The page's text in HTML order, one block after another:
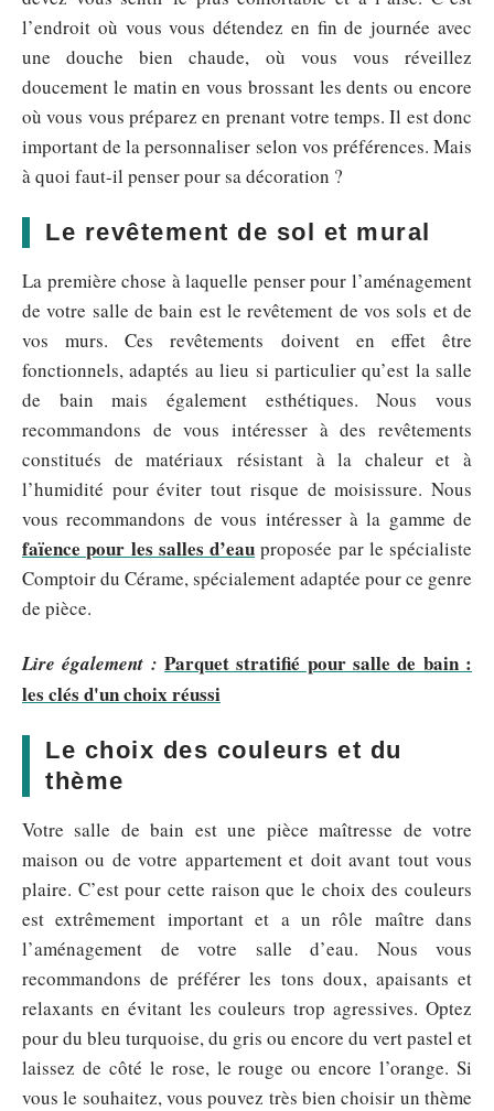
l’endroit où vous vous détendez en fin de journée avec
une douche bien chaude, où vous vous réveillez
doucement le matin en vous brossant les dents ou encore
où vous vous préparez en prenant votre temps. Il est donc
important de la personnaliser selon vos préférences. Mais
à quoi faut-il penser pour sa décoration ?
Le revêtement de sol et mural
La première chose à laquelle penser pour l’aménagement
de votre salle de bain est le revêtement de vos sols et de
vos murs. Ces revêtements doivent en effet être
fonctionnels, adaptés au lieu si particulier qu’est la salle
de bain mais également esthétiques. Nous vous
recommandons de vous intéresser à des revêtements
constitués de matériaux résistant à la chaleur et à
l’humidité pour éviter tout risque de moisissure. Nous
vous recommandons de vous intéresser à la gamme de
faïence pour les salles d’eau proposée par le spécialiste
Comptoir du Cérame, spécialement adaptée pour ce genre
de pièce.
Lire également : Parquet stratifié pour salle de bain :
les clés d'un choix réussi
Le choix des couleurs et du
thème
Votre salle de bain est une pièce maîtresse de votre
maison ou de votre appartement et doit avant tout vous
plaire. C’est pour cette raison que le choix des couleurs
est extrêmement important et a un rôle maître dans
l’aménagement de votre salle d’eau. Nous vous
recommandons de préférer les tons doux, apaisants et
relaxants en évitant les couleurs trop agressives. Optez
pour du bleu turquoise, du gris ou encore du vert pastel et
laissez de côté le rose, le rouge ou encore l’orange. Si
vous le souhaitez, vous pouvez très bien choisir un thème